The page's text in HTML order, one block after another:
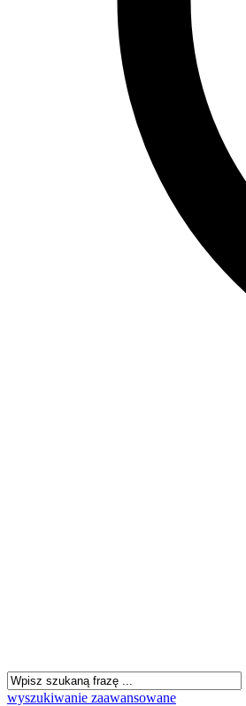
wyszukiwanie zaawansowane